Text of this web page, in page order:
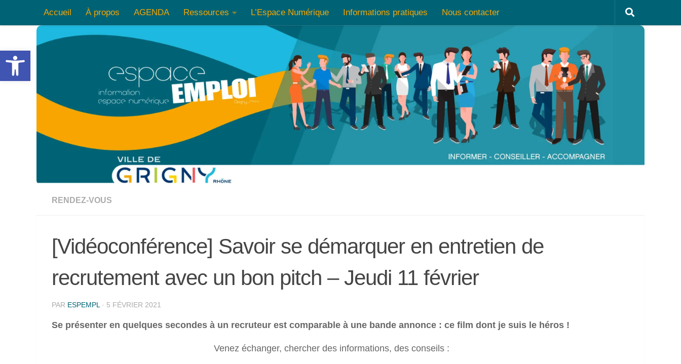
Ouvrir la barre d’outils
Skip to content
Accueil À propos AGENDA Ressources L’Espace Numérique Informations pratiques Nous contacter
RENDEZ-VOUS
[Vidéoconférence] Savoir se démarquer en entretien de
recrutement avec un bon pitch – Jeudi 11 février
PAR ESPEMPL · 5 FÉVRIER 2021
Se présenter en quelques secondes à un recruteur est comparable à une bande annonce : ce film dont je suis le héros !
Venez échanger, chercher des informations, des conseils :